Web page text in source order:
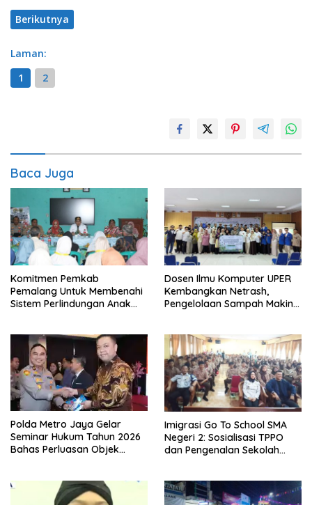
Berikutnya
Laman:
1
2
Baca Juga
Komitmen Pemkab
Pemalang Untuk Membenahi
Sistem Perlindungan Anak
Dosen Ilmu Komputer UPER
Kembangkan Netrash,
Pengelolaan Sampah Makin
Polda Metro Jaya Gelar
Seminar Hukum Tahun 2026
Bahas Perluasan Objek
Imigrasi Go To School SMA
Negeri 2: Sosialisasi TPPO
dan Pengenalan Sekolah